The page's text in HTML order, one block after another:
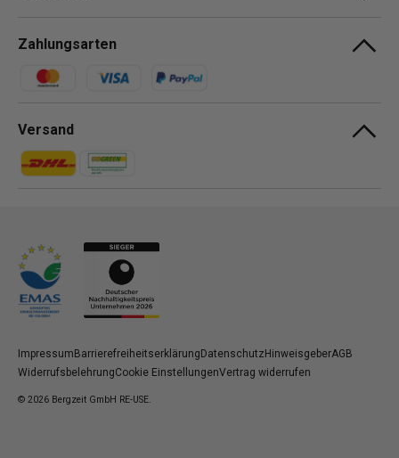
Zahlungsarten
Zahlungsmethoden
Versand
Zahlungsmethoden
Zahlungsmethoden
ImpressumBarrierefreiheitserklärungDatenschutzHinweisgeberAGB
WiderrufsbelehrungCookie EinstellungenVertrag widerrufen
© 2026 Bergzeit GmbH RE-USE.